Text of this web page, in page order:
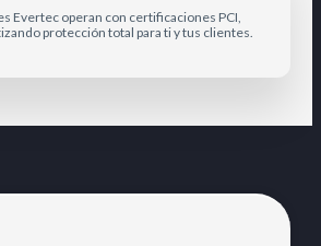
Evertec operan con certificaciones PCI,
protección total para ti y tus clientes.